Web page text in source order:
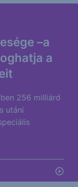
–a
a
256 milliárd
utáni